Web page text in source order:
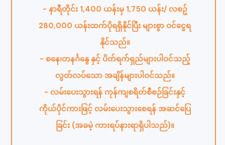
- နာရီတိုင်း 1,400 ယန်းမှ 1,750 ယန်း/ လစဥ်
280,000 ယန်းထက်ပိုရရှိနိုင်ပြီး များစွာ ဝင်ငွေရ
နိုင်သည်။
- စနေ၊တနင်္ဂနွေ နှင့် ပိတ်ရက်ရှည်များပါဝင်သည့်
လွတ်လပ်သော အချိန်များပါဝင်သည်။
- လမ်းပေးသွားရန် ကုန်ကျစရိတ်စီစဉ်ခြင်းနှင့်
ကိုယ်ပိုင်ကားဖြင့် လမ်းပေးသွားစေရန် အဆင်ပြေ
ခြင်း (အခမဲ့ ကားရပ်နားရာရှိပါသည်)။